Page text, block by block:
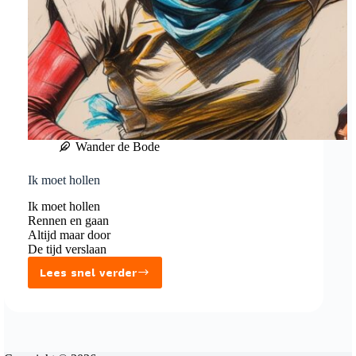
Wander de Bode
Ik moet hollen
Ik moet hollen
Rennen en gaan
Altijd maar door
De tijd verslaan
Lees snel verder
Ik